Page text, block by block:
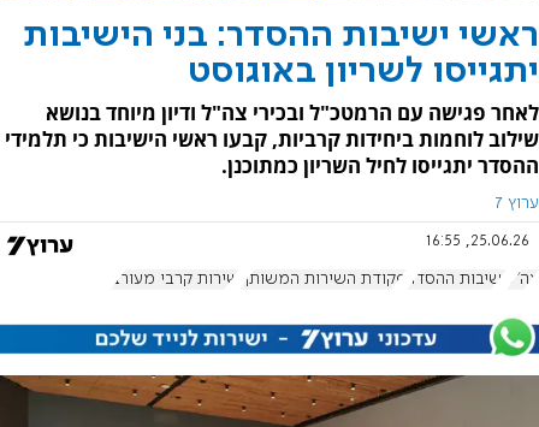
ראשי ישיבות ההסדר: בני הישיבות
יתגייסו לשריון באוגוסט
לאחר פגישה עם הרמטכ"ל ובכירי צה"ל ודיון מיוחד בנושא
שילוב לוחמות ביחידות קרביות, קבעו ראשי הישיבות כי תלמידי
ההסדר יתגייסו לחיל השריון כמתוכנן.
ערוץ 7
25.06.26, 16:55
צה"ל ישיבות ההסדר פקודת השירות המשותף שירות קרבי מעורב